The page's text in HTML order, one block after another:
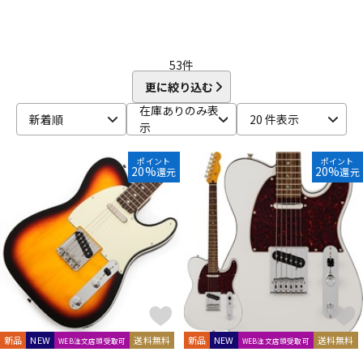
53件
更に絞り込む
新着順
在庫ありのみ表
示
20 件表示
ポイント
20%還元
新品 NEW WEB注文店頭受取可 送料無料
ポイント
20%還元
新品 NEW WEB注文店頭受取可 送料無料